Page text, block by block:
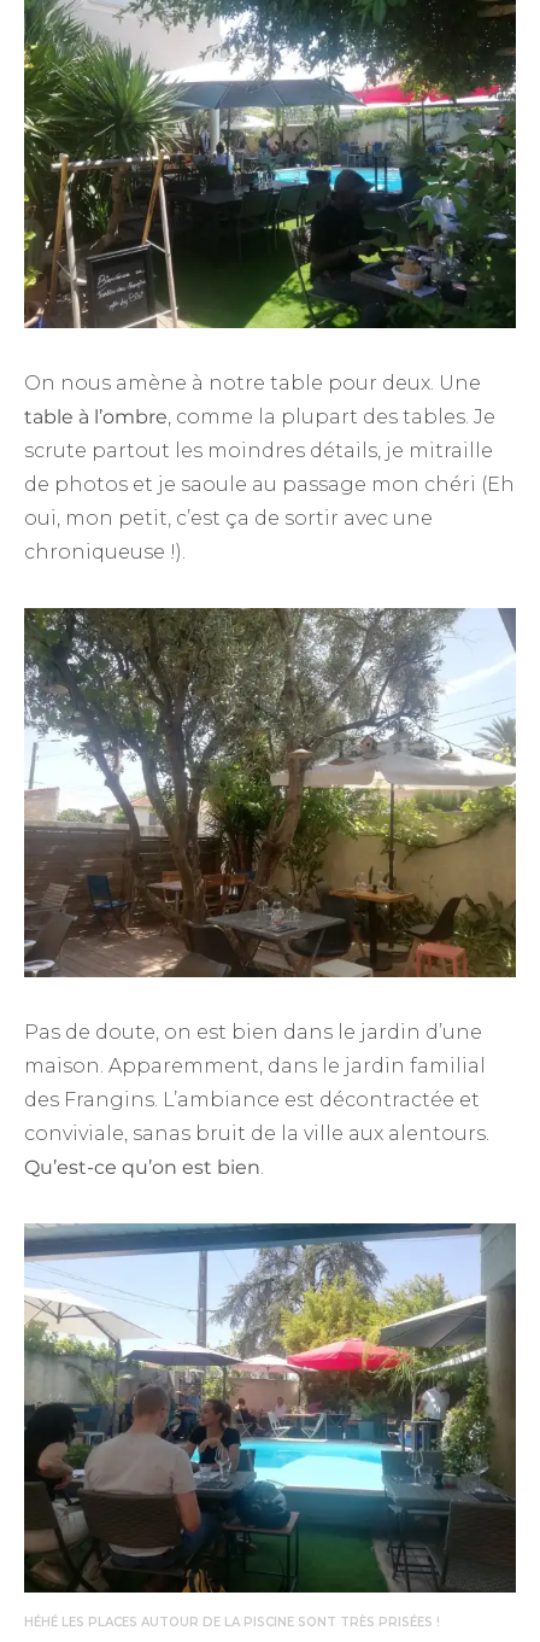
On nous amène à notre table pour deux. Une
table à l’ombre, comme la plupart des tables. Je
scrute partout les moindres détails, je mitraille
de photos et je saoule au passage mon chéri (Eh
oui, mon petit, c’est ça de sortir avec une
chroniqueuse !).
Pas de doute, on est bien dans le jardin d’une
maison. Apparemment, dans le jardin familial
des Frangins. L’ambiance est décontractée et
conviviale, sanas bruit de la ville aux alentours.
Qu’est-ce qu’on est bien.
HÉHÉ LES PLACES AUTOUR DE LA PISCINE SONT TRÈS PRISÉES !